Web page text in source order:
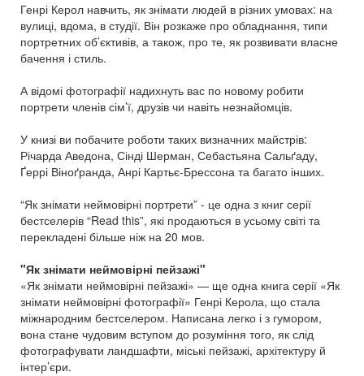
Генрі Керол навчить, як знімати людей в різних умовах: на
вулиці, вдома, в студії. Він розкаже про обладнання, типи
портретних об’єктивів, а також, про те, як розвивати власне
бачення і стиль.
А відомі фотографії надихнуть вас по новому робити
портрети членів сім’ї, друзів чи навіть незнайомців.
У книзі ви побачите роботи таких визначних майстрів:
Річарда Аведона, Сінді Шерман, Себастьяна Сальґаду,
Ґеррі Віноґранда, Анрі Картьє-Брессона та багато інших.
“Як знімати неймовірні портрети” - це одна з книг серії
бестселерів “Read this”, які продаються в усьому світі та
перекладені більше ніж на 20 мов.
"Як знімати неймовірні пейзажі"
«Як знімати неймовірні пейзажі» — ще одна книга серії «Як
знімати неймовірні фотографії» Генрі Керола, що стала
міжнародним бестселером. Написана легко і з гумором,
вона стане чудовим вступом до розуміння того, як слід
фотографувати ландшафти, міські пейзажі, архітектуру й
інтер’єри.